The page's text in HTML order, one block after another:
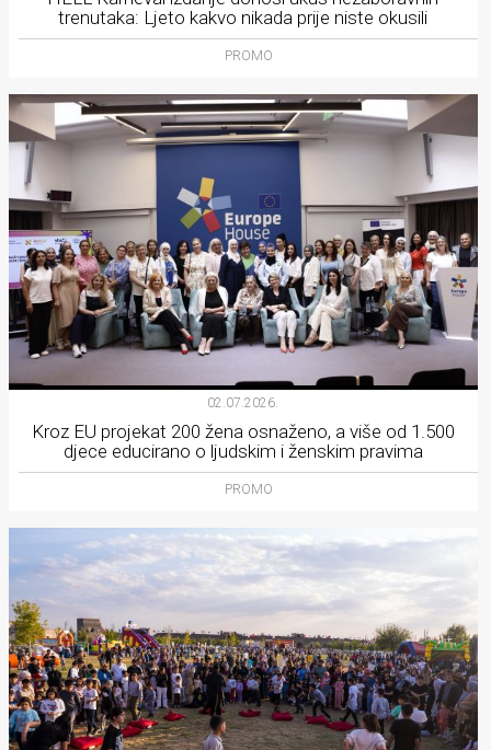
trenutaka: Ljeto kakvo nikada prije niste okusili
PROMO
02.07.2026.
Kroz EU projekat 200 žena osnaženo, a više od 1.500
djece educirano o ljudskim i ženskim pravima
PROMO